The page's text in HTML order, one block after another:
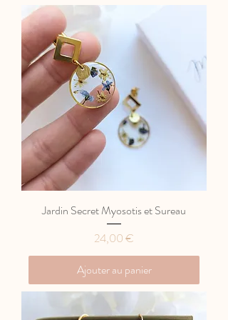
Jardin Secret Myosotis et Sureau
Prix
24,00 €
Ajouter au panier